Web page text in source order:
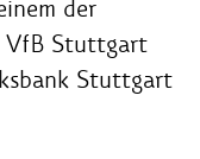
der
VfB Stuttgart
Stuttgart